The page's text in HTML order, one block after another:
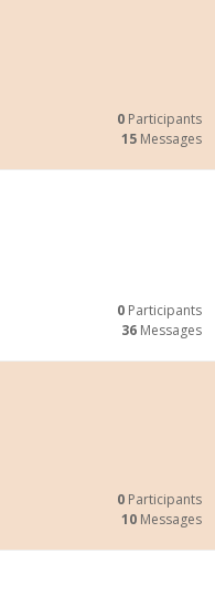
0 Participants
15 Messages
0 Participants
36 Messages
0 Participants
10 Messages